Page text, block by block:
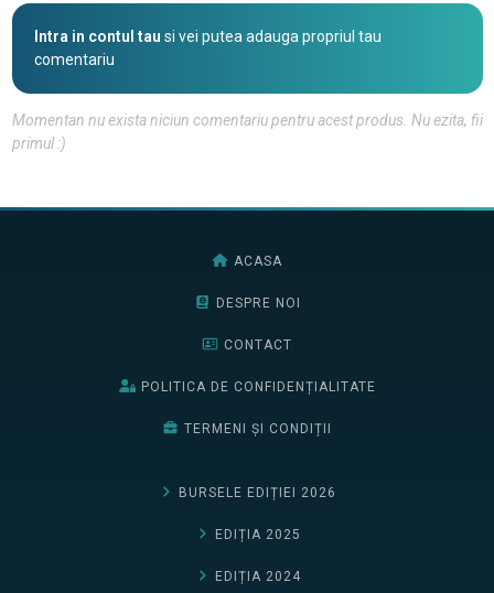
Intra in contul tau si vei putea adauga propriul tau
comentariu
Momentan nu exista niciun comentariu pentru acest produs. Nu ezita, fii
primul :)
ACASA
DESPRE NOI
CONTACT
POLITICA DE CONFIDENȚIALITATE
TERMENI ȘI CONDIȚII
BURSELE EDIȚIEI 2026
EDIȚIA 2025
EDIȚIA 2024